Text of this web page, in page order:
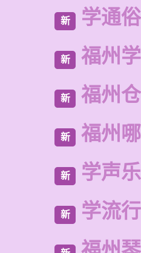
新 学通
新 福州
新 福州
新 福州
新 学声
新 学流